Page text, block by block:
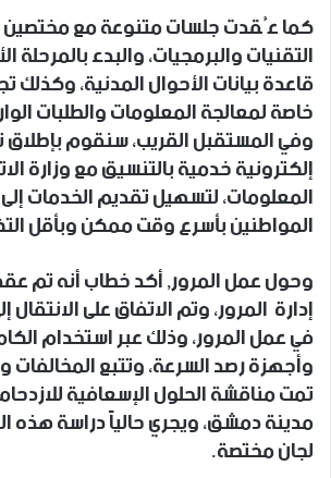
كما عُقدت جلسات متنوعة مع
التقنيات والبرمجيات، والبدء بالمرحلة
قاعدة بيانات الأحوال المدنية، وكذلك
خاصة لمعالجة المعلومات والطلبات
وفي المستقبل القريب، سنقوم
إلكترونية خدمية بالتنسيق مع وزارة
المعلومات، لتسهيل تقديم الخدمات
المواطنين بأسرع وقت ممكن وبأقل
وحول عمل المرور, أكد خطاب أنه تم
إدارة المرور، وتم الاتفاق على
في عمل المرور، وذلك عبر استخدام
وأجهزة رصد السرعة، وتتبع المخالفات
تمت مناقشة الحلول الإسعافية
مدينة دمشق، ويجري حالياً دراسة هذه
لجان مختصة.